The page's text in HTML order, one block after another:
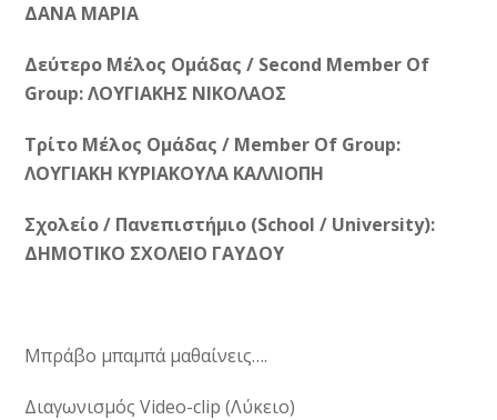
ΔΑΝΑ ΜΑΡΙΑ
Δεύτερο Μέλος Ομάδας / Second Member Of
Group: ΛΟΥΓΙΑΚΗΣ ΝΙΚΟΛΑΟΣ
Τρίτο Μέλος Ομάδας / Member Of Group:
ΛΟΥΓΙΑΚΗ ΚΥΡΙΑΚΟΥΛΑ ΚΑΛΛΙΟΠΗ
Σχολείο / Πανεπιστήμιο (School / University):
ΔΗΜΟΤΙΚΟ ΣΧΟΛΕΙΟ ΓΑΥΔΟΥ
Μπράβο μπαμπά μαθαίνεις….
Διαγωνισμός Video-clip (Λύκειο)